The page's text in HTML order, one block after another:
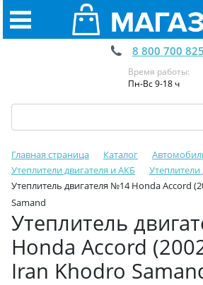
8 800 700
Время работы:
Пн-Вс 9-18 ч
Главная страница Каталог
Утеплители двигателя и АКБ
Утеплители
Утеплитель двигателя №14 Honda Accord
Samand
Утеплитель
Honda Accord
Iran Khodro